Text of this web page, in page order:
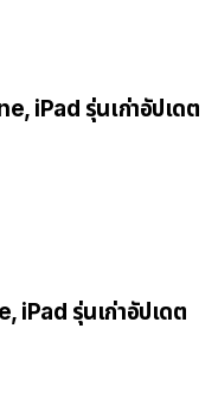
iPad รุ่นเก่าอัปเดต
iPad รุ่นเก่าอัปเดต